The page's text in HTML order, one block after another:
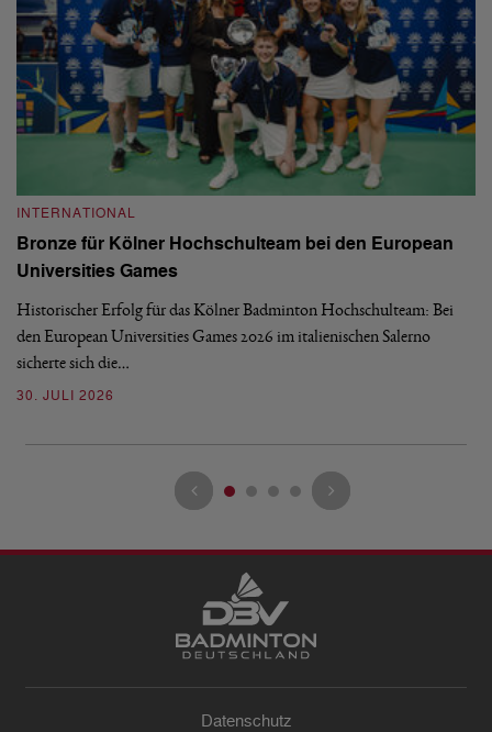
INTERNATIONAL
Bronze für Kölner Hochschulteam bei den European
Universities Games
Historischer Erfolg für das Kölner Badminton Hochschulteam: Bei
den European Universities Games 2026 im italienischen Salerno
sicherte sich die…
30. JULI 2026
Datenschutz